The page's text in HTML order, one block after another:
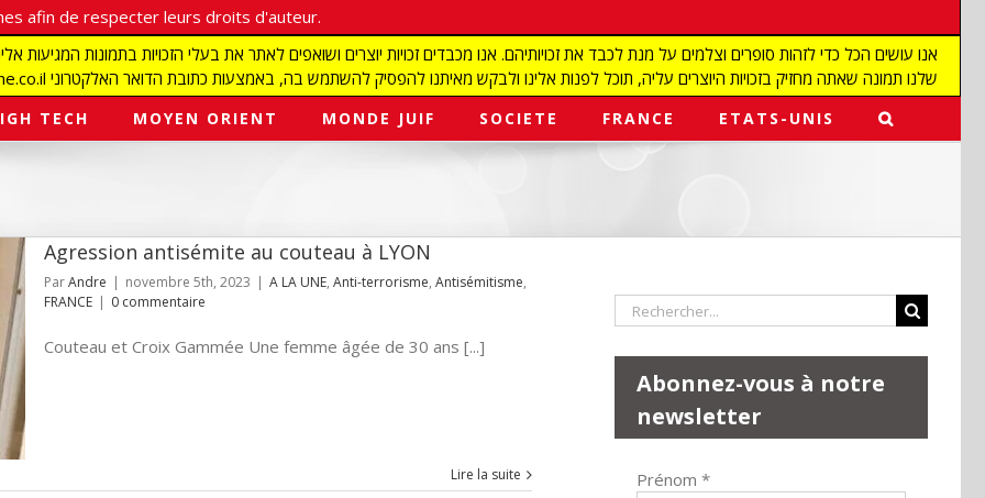
afin de respecter leurs droits d'auteur.
redaction@israelmagazine.co.il שלנו תמונה שאתה מחזיק בזכויות היוצרים עליה, תוכל לפנות אלינו ולבקש מאיתנו להפסיק להשתמש בה, באמצעות כתובת הדואר האלקטרוני
TECH MOYEN ORIENT MONDE JUIF SOCIETE FRANCE ETATS-UNIS
Agression antisémite au couteau à LYON
ParAndre | novembre 5th, 2023 | A LA UNE, Anti-terrorisme, Antisémitisme,
FRANCE | 0 commentaire
Couteau et Croix Gammée Une femme âgée de 30 ans [...]
Lire la suite
Rechercher:
Abonnez-vous à notre
newsletter
Prénom *